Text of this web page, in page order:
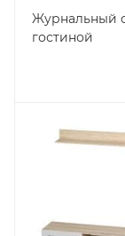
Журнальный
гостиной